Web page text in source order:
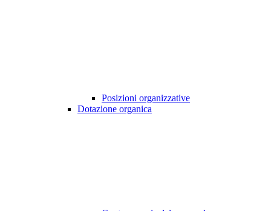
Posizioni organizzative
Dotazione organica